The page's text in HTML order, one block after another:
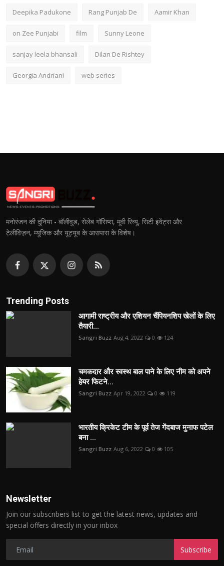
Deepika Padukone Rang Punjab De Aamir Khan
on Zee Punjabi film Sunny Leone
sanjay leela bhansali Dilan De Rishtey
Georgia Andriani web series
मनोरंजन की दुनिया - बॉलीवुड, सेलेब गॉसिप्स, मूवी रिव्यू, सिटी इवेंट्स और
टेलीविज़न, म्यूजिक और यूट्यूब के आसपास के विशेष।
Trending Posts
आगामी राष्ट्रीय और एशियन चैंपियनशिप खेलों के लिए
तैयारी...
Sangri Buzz Aug 4, 2022 0 124
चमकदार और स्वस्थ बाल पाने के लिए नीम को अपने
हेयर फिटने...
Sangri Buzz Apr 19, 2022 0 119
भारतीय क्रिकेट टीम के पूर्व तेज गेंदबाज मुनाफ पटेल
बना ...
Sangri Buzz Aug 6, 2022 0 105
Newsletter
Join our subscribers list to get the latest news, updates and
special offers directly in your inbox
Subscribe